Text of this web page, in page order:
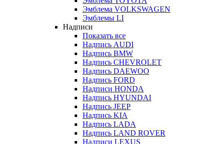
Эмблема VOLKSWAGEN
Эмблемы LI
Надписи
Показать все
Надпись AUDI
Надпись BMW
Надпись CHEVROLET
Надпись DAEWOO
Надпись FORD
Надписи HONDA
Надпись HYUNDAI
Надпись JEEP
Надпись KIA
Надпись LADA
Надпись LAND ROVER
Надписи LEXUS